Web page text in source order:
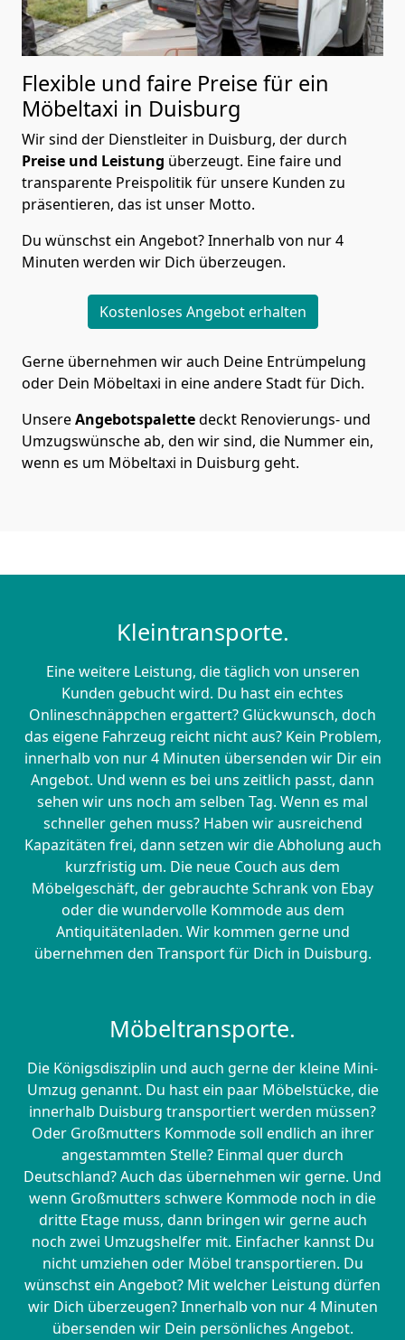
Flexible und faire Preise für ein
Möbeltaxi in Duisburg
Wir sind der Dienstleiter in Duisburg, der durch
Preise und Leistung überzeugt. Eine faire und
transparente Preispolitik für unsere Kunden zu
präsentieren, das ist unser Motto.
Du wünschst ein Angebot? Innerhalb von nur 4
Minuten werden wir Dich überzeugen.
Kostenloses Angebot erhalten
Gerne übernehmen wir auch Deine Entrümpelung
oder Dein Möbeltaxi in eine andere Stadt für Dich.
UnsereAngebotspalettedeckt Renovierungs- und
Umzugswünsche ab, den wir sind, die Nummer ein,
wenn es um Möbeltaxi in Duisburg geht.
Kleintransporte.
Eine weitere Leistung, die täglich von unseren
Kunden gebucht wird. Du hast ein echtes
Onlineschnäppchen ergattert? Glückwunsch, doch
das eigene Fahrzeug reicht nicht aus? Kein Problem,
innerhalb von nur 4 Minuten übersenden wir Dir ein
Angebot. Und wenn es bei uns zeitlich passt, dann
sehen wir uns noch am selben Tag. Wenn es mal
schneller gehen muss? Haben wir ausreichend
Kapazitäten frei, dann setzen wir die Abholung auch
kurzfristig um. Die neue Couch aus dem
Möbelgeschäft, der gebrauchte Schrank von Ebay
oder die wundervolle Kommode aus dem
Antiquitätenladen. Wir kommen gerne und
übernehmen den Transport für Dich in Duisburg.
Möbeltransporte.
Die Königsdisziplin und auch gerne der kleine Mini-
Umzug genannt. Du hast ein paar Möbelstücke, die
innerhalb Duisburg transportiert werden müssen?
Oder Großmutters Kommode soll endlich an ihrer
angestammten Stelle? Einmal quer durch
Deutschland? Auch das übernehmen wir gerne. Und
wenn Großmutters schwere Kommode noch in die
dritte Etage muss, dann bringen wir gerne auch
noch zwei Umzugshelfer mit. Einfacher kannst Du
nicht umziehen oder Möbel transportieren. Du
wünschst ein Angebot? Mit welcher Leistung dürfen
wir Dich überzeugen? Innerhalb von nur 4 Minuten
übersenden wir Dein persönliches Angebot.